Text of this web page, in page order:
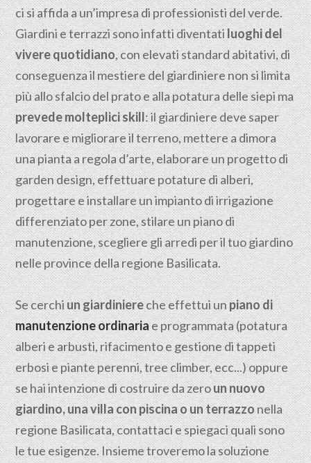
ci si affida a un’impresa di professionisti del verde.
Giardini e terrazzi sono infatti diventatiluoghi del
vivere quotidiano, con elevati standard abitativi, di
conseguenza il mestiere del giardiniere non si limita
più allo sfalcio del prato e alla potatura delle siepi ma
prevede molteplici skill: il giardiniere deve saper
lavorare e migliorare il terreno, mettere a dimora
una pianta a regola d’arte, elaborare un progetto di
garden design, effettuare potature di alberi,
progettare e installare un impianto di irrigazione
differenziato per zone, stilare un piano di
manutenzione, scegliere gli arredi per il tuo giardino
nelle province della regione Basilicata.
Se cerchiun giardiniereche effettui unpiano di
manutenzione ordinariae programmata (potatura
alberi e arbusti, rifacimento e gestione di tappeti
erbosi e piante perenni, tree climber, ecc...) oppure
se hai intenzione di costruire da zeroun nuovo
giardino, una villa con piscina o un terrazzonella
regione Basilicata, contattaci e spiegaci quali sono
le tue esigenze. Insieme troveremo la soluzione